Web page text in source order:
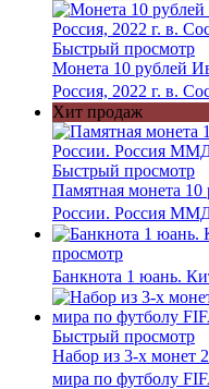
Быстрый просмотр
Монета 10 рублей
Россия, 2022 г. в.
Хит продаж
Быстрый просмотр
Памятная монета 10
России. Россия
просмотр
Банкнота 1 юань.
Быстрый просмотр
Набор из 3-х монет
мира по футболу